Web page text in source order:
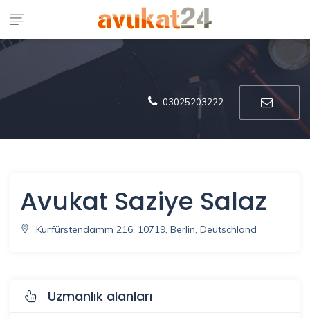
03025203222
Avukat Saziye Salaz
Kurfürstendamm 216, 10719, Berlin, Deutschland
Uzmanlık alanları